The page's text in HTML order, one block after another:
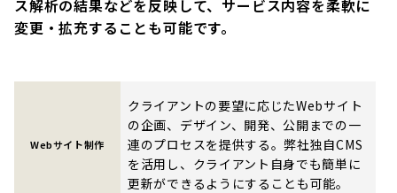
ス解析の結果などを反映して、サービス内容を柔軟に
変更・拡充することも可能です。
Webサイト制作
クライアントの要望に応じたWebサイト
の企画、デザイン、開発、公開までの一
連のプロセスを提供する。弊社独自CMS
を活用し、クライアント自身でも簡単に
更新ができるようにすることも可能。